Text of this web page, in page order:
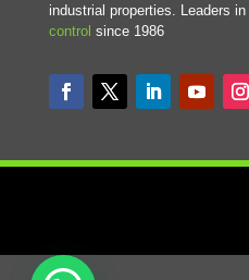
industrial properties. Leaders in
control since 1986